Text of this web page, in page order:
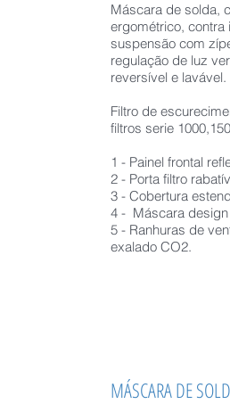
Máscara de solda,
ergométrico, contra
suspensão com
regulação de luz
reversível e lavável.
Filtro de
filtros serie
1 - Painel frontal
2 - Porta filtro
3 - Cobertura
4 - Máscara
5 - Ranhuras de
exalado CO2.
MÁSCARA DE